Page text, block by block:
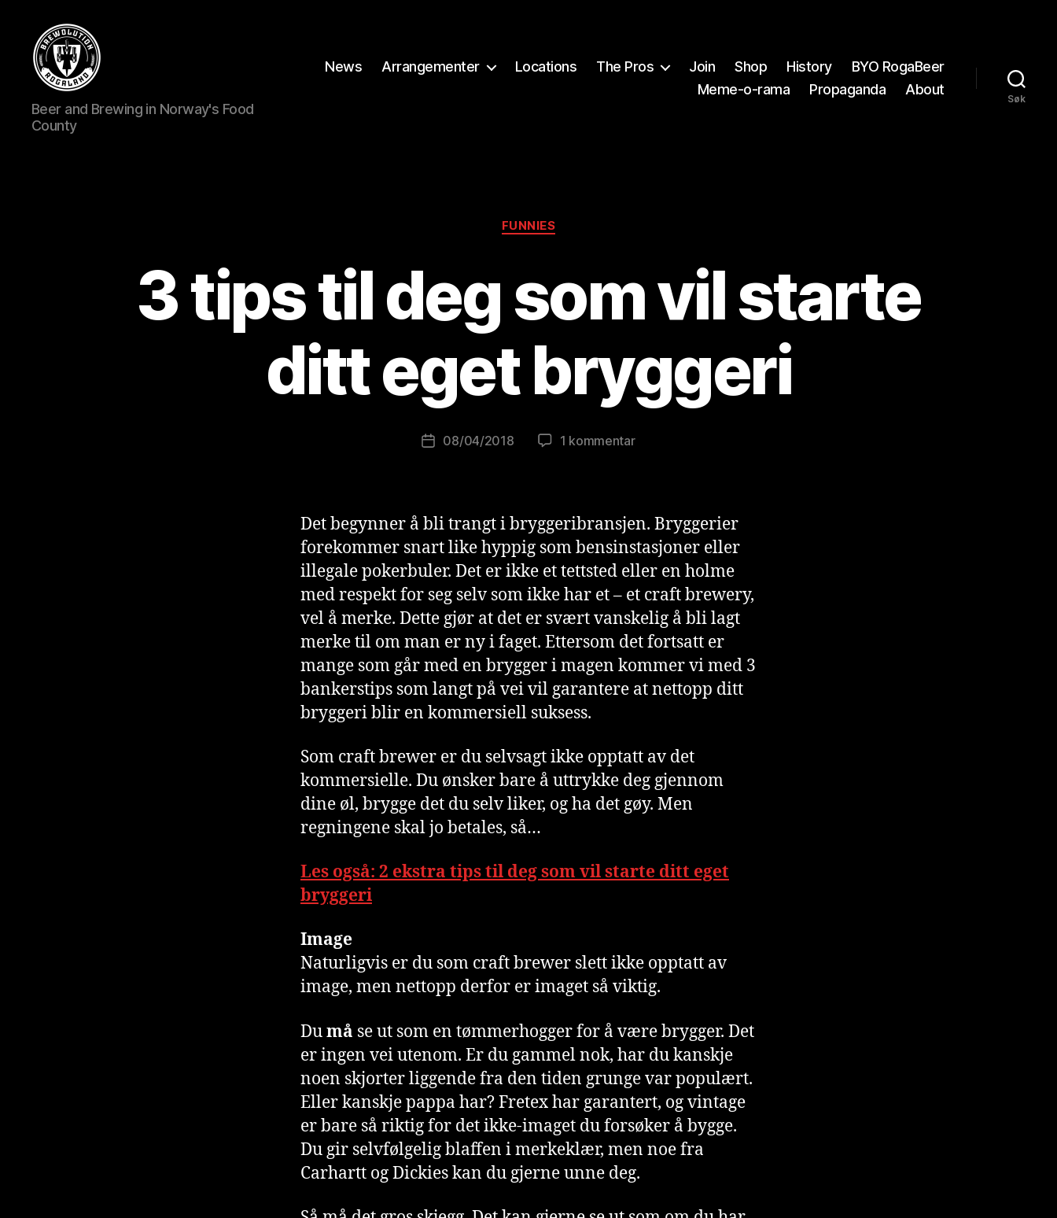
BREWOLUTION
ROGALAND
Beer and Brewing in Norway's Food
County
News Arrangementer Locations The Pros Join Shop History
BYO RogaBeer
Meme-o-rama
Propaganda About
Søk
Kategorier
FUNNIES
3 tips til deg som vil starte
ditt eget bryggeri
Innleggsforfatter
A
B
e
lu
s
t
Publiseringsdato
08/04/2018 1 kommentartil
deg
som
vil
starte
ditt
eget
bryggeri
Det begynner å bli trangt i bryggeribransjen. Bryggerier
forekommer snart like hyppig som bensinstasjoner eller
illegale pokerbuler. Det er ikke et tettsted eller en holme
med respekt for seg selv som ikke har et – et craft brewery,
vel å merke. Dette gjør at det er svært vanskelig å bli lagt
merke til om man er ny i faget. Ettersom det fortsatt er
mange som går med en brygger i magen kommer vi med 3
bankerstips som langt på vei vil garantere at nettopp ditt
bryggeri blir en kommersiell suksess.
Som craft brewer er du selvsagt ikke opptatt av det
kommersielle. Du ønsker bare å uttrykke deg gjennom
dine øl, brygge det du selv liker, og ha det gøy. Men
regningene skal jo betales, så…
Les også: 2 ekstra tips til deg som vil starte ditt eget
bryggeri
Image
Naturligvis er du som craft brewer slett ikke opptatt av
image, men nettopp derfor er imaget så viktig.
Dumå se ut som en tømmerhogger for å være brygger. Det
er ingen vei utenom. Er du gammel nok, har du kanskje
noen skjorter liggende fra den tiden grunge var populært.
Eller kanskje pappa har? Fretex har garantert, og vintage
er bare så riktig for det ikke-imaget du forsøker å bygge.
Du gir selvfølgelig blaffen i merkeklær, men noe fra
Carhartt og Dickies kan du gjerne unne deg.